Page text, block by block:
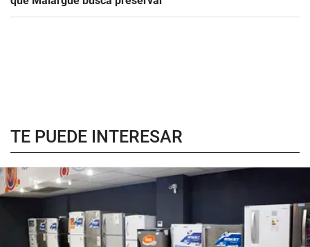
TE PUEDE INTERESAR